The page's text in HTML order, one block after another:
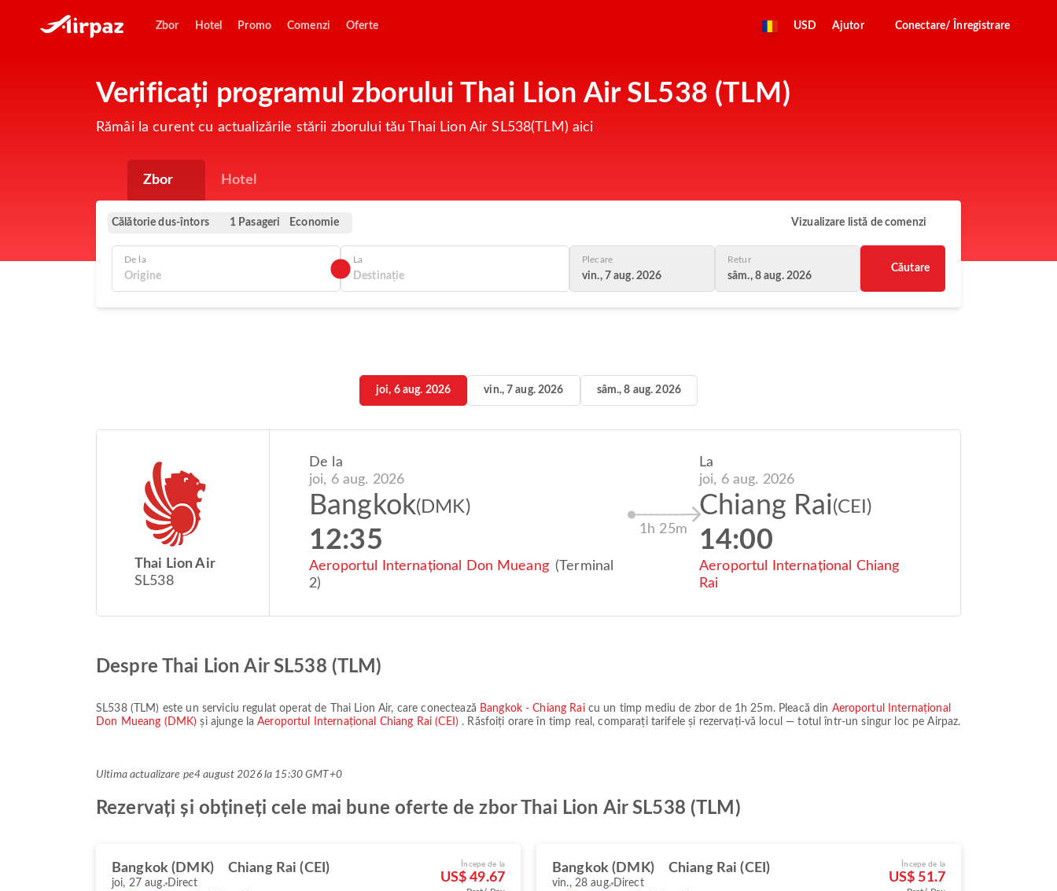
Zbor Hotel Promo Comenzi Oferte USD Ajutor Conectare/ Înregistrare
Verificați programul zborului Thai Lion Air SL538 (TLM)
Rămâi la curent cu actualizările stării zborului tău Thai Lion Air SL538(TLM) aici
Zbor Hotel
Călătorie dus-întors 1 Pasageri Economie Vizualizare listă de comenzi
De la La Plecare
vin., 7 aug. 2026
Retur
sâm., 8 aug. 2026
Căutare
joi, 6 aug. 2026 vin., 7 aug. 2026 sâm., 8 aug. 2026
Thai Lion Air
SL538
De la
joi, 6 aug. 2026
Bangkok(DMK)
12:35
Aeroportul Internațional Don Mueang (Terminal
2)
1h 25m
La
joi, 6 aug. 2026
Chiang Rai(CEI)
14:00
Aeroportul Internațional Chiang
Rai
Despre Thai Lion Air SL538 (TLM)
SL538( TLM ) este un serviciu regulat operat de Thai Lion Air, care conectează Bangkok - Chiang Raicu un timp mediu de zbor de 1h 25m. Pleacă din Aeroportul Internațional
Don Mueang (DMK)și ajunge laAeroportul Internațional Chiang Rai (CEI) . Răsfoiți orare în timp real, comparați tarifele și rezervați-vă locul — totul într-un singur loc pe Airpaz.
Ultima actualizare pe4 august 2026 la 15:30 GMT+0
Rezervați și obțineți cele mai bune oferte de zbor Thai Lion Air SL538 (TLM)
Bangkok (DMK) Chiang Rai (CEI)
joi, 27 aug. Direct
Începe de la
US$ 49.67
Bangkok (DMK) Chiang Rai (CEI)
vin., 28 aug. Direct
Începe de la
US$ 51.7